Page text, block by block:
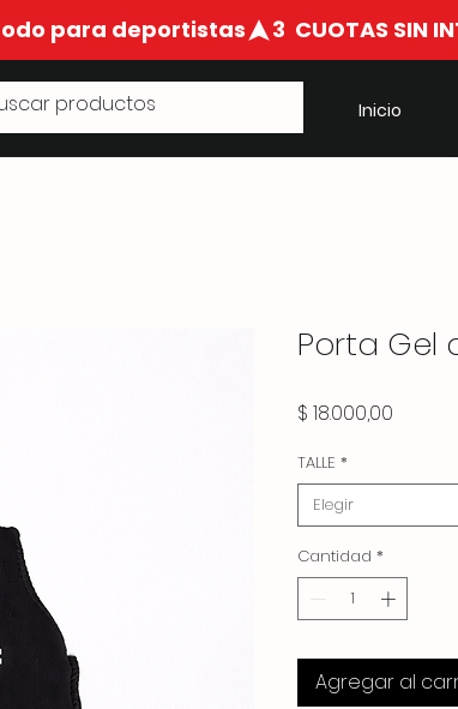
Todo para deportistas
Inicio
Porta Gel
$ 18.000,00
TALLE *
Elegir
Cantidad *
Agregar al